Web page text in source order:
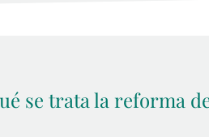
se trata la reforma